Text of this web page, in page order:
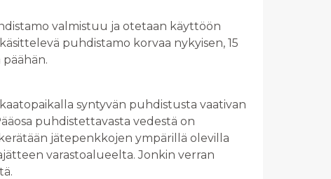
valmistuu ja otetaan käyttöön
puhdistamo korvaa nykyisen, 15
syntyvän puhdistusta vaativan
puhdistettavasta vedestä on
jätepenkkojen ympärillä olevilla
varastoalueelta. Jonkin verran